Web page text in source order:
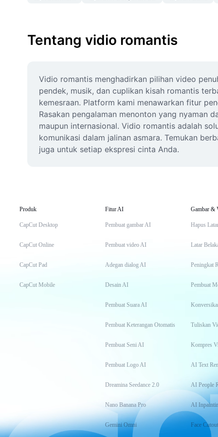
Tentang vidio romantis
Vidio romantis menghadirkan pilihan video
pendek, musik, dan cuplikan kisah romantis
kemesraan. Platform kami menawarkan fitur
Rasakan pengalaman menonton yang nyaman
maupun internasional. Vidio romantis adalah
komunikasi dalam jalinan asmara. Temukan
juga untuk setiap ekspresi cinta Anda.
Produk
CapCut Desktop
CapCut Online
CapCut Pad
CapCut Mobile
Fitur AI
Pembuat gambar AI
Pembuat video AI
Adegan dialog AI
Desain AI
Pembuat Suara AI
Pembuat Keterangan Otomatis
Pembuat Seni AI
Pembuat Logo AI
Dreamina Seedance 2.0
Nano Banana Pro
Gemini Omni
Gambar &
Hapus
Latar
Peningkat
Pembuat
Tuliskan
Kompres
AI Text
AI People
AI
Face Cutout